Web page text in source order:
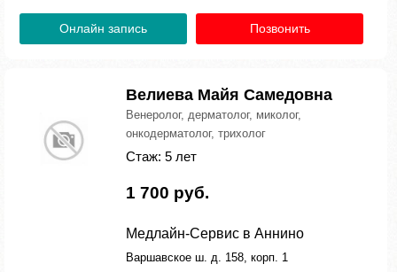
Онлайн запись Позвонить
Велиева Майя Самедовна
Венеролог, дерматолог, миколог,
онкодерматолог, трихолог
Стаж: 5 лет
1 700 руб.
Медлайн-Сервис в Аннино
Варшавское ш. д. 158, корп. 1